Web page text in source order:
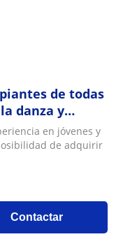
de todas
danza y
en jóvenes y
de adquirir
Contactar